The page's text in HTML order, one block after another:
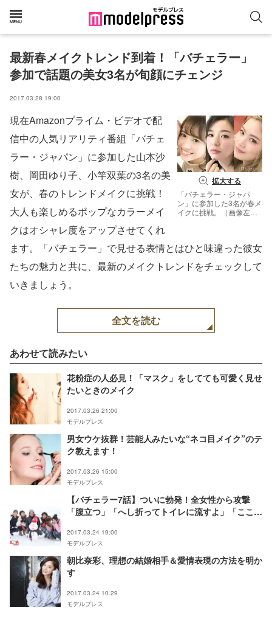
最新春メイクトレンド到着！「バチェラー」
参加で話題の美女3名が旬顔にチェンジ
2017.03.28 19:00
拡大する
「バチェラー・ジャパ
ン」に参加した3名が春メ
イクに挑戦。（画像左か
現在Amazonプライム・ビデオで配
信中の人気リアリティ番組「バチェ
ラー・ジャパン」に参加した山本沙
樹、岡田ゆり子、小竿双葉の3名の美
女が、春のトレンドメイクに挑戦！
大人も楽しめるポップなカラーメイ
クはオシャレ度をアップさせてくれ
ます。「バチェラー」で見せる表情とはひと味違った彼女
たちの魅力と共に、最新のメイクトレンドをチェックして
いきましょう。
全文を読む
あわせて読みたい
花粉症の人必見！「マスク」をしてても可愛く見せ
たいときのメイク
2017.03.26 21:00
モデルプレス
男女ウケ抜群！芸能人みたいな“ネコ目メイク”のテ
ク教えます！
2017.03.26 15:00
モデルプレス
【バチェラー7話】ついに勃発！全女性から攻撃
「腹立つ」「へし折ってトイレに流すよ」「ここに
2017.03.24 19:00
モデルプレス
朝比奈彩、理想の結婚相手＆愛情表現の方法を明か
す
2017.03.24 10:29
モデルプレス